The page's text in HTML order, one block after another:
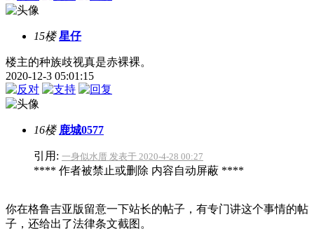
15楼 星仔
楼主的种族歧视真是赤裸裸。
2020-12-3 05:01:15
16楼 鹿城0577
引用: 一身似水厝 发表于 2020-4-28 00:27
**** 作者被禁止或删除 内容自动屏蔽 ****
你在格鲁吉亚版留意一下站长的帖子，有专门讲这个事情的帖
子，还给出了法律条文截图。